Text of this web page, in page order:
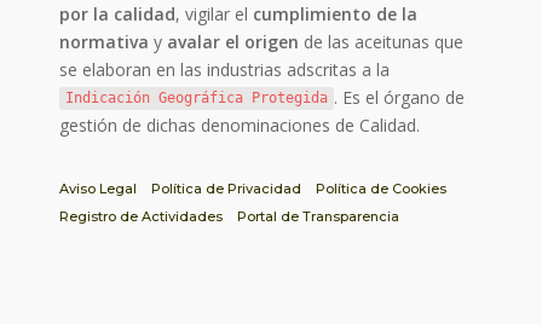
por la calidad, vigilar el cumplimiento de la
normativa y avalar el origen de las aceitunas que
se elaboran en las industrias adscritas a la
Indicación Geográfica Protegida . Es el órgano de
gestión de dichas denominaciones de Calidad.
Aviso Legal Política de Privacidad
Política de Cookies
Registro de Actividades
Portal de Transparencia